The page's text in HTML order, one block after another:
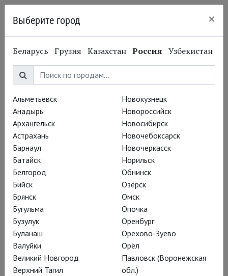
МХТ им. А.
П. Чехова
Белая гвардия
Выберите город ×
Беларусь Грузия Казахстан Россия Узбекистан
Альметьевск
Анадырь
Архангельск
Астрахань
Барнаул
Батайск
Белгород
Бийск
Брянск
Бугульма
Бузулук
Буланаш
Валуйки
Великий Новгород
Верхний Тагил
Новокузнецк
Новороссийск
Новосибирск
Новочебоксарск
Новочеркасск
Норильск
Обнинск
Озёрск
Омск
Опочка
Оренбург
Орехово-Зуево
Орёл
Павловск (Воронежская
обл.)